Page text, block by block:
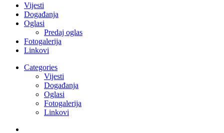
Vijesti
Događanja
Oglasi
Predaj oglas
Fotogalerija
Linkovi
Categories
Vijesti
Događanja
Oglasi
Fotogalerija
Linkovi